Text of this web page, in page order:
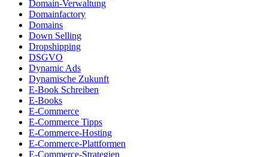
Domain-Verwaltung
Domainfactory
Domains
Down Selling
Dropshipping
DSGVO
Dynamic Ads
Dynamische Zukunft
E-Book Schreiben
E-Books
E-Commerce
E-Commerce Tipps
E-Commerce-Hosting
E-Commerce-Plattformen
E-Commerce-Strategien